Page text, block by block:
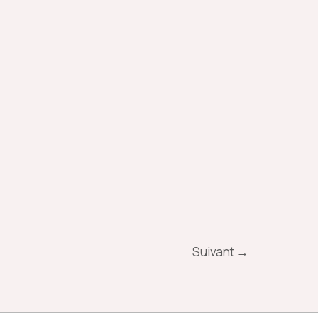
Suivant →